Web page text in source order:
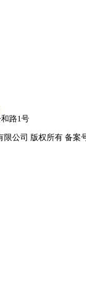
路1号
限公司 版权所有 备案